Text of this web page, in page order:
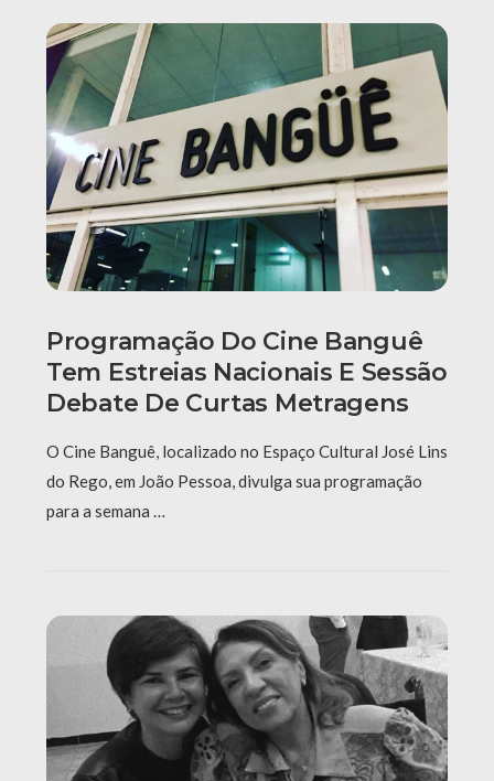
Programação Do Cine Banguê
Tem Estreias Nacionais E Sessão
Debate De Curtas Metragens
O Cine Banguê, localizado no Espaço Cultural José Lins
do Rego, em João Pessoa, divulga sua programação
para a semana …